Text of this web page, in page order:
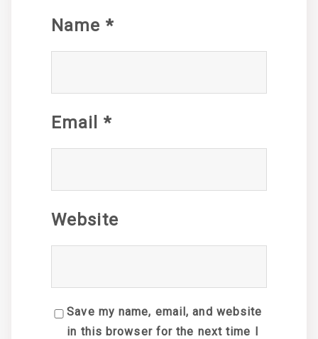
Name *
Email *
Website
Save my name, email, and website
in this browser for the next time I